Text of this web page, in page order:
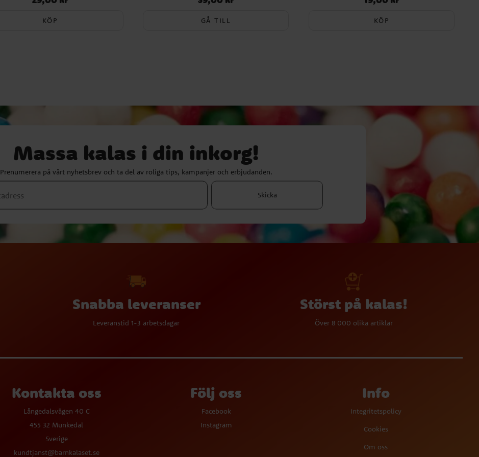
KÖP GÅ TILL KÖP
Massa kalas i din inkorg!
Prenumerera på vårt nyhetsbrev och ta del av roliga tips, kampanjer och erbjudanden.
Skicka
Snabba leveranser
Leveranstid 1-3 arbetsdagar
Störst på kalas!
Över 8 000 olika artiklar
Kontakta oss
Långedalsvägen 40 C
455 32 Munkedal
Sverige
kundtjanst@barnkalaset.se
Följ oss
Facebook
Instagram
Info
Integritetspolicy
Cookies
Om oss